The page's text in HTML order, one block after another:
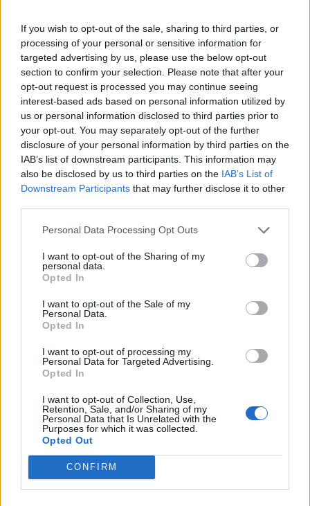
If you wish to opt-out of the sale, sharing to third parties, or
processing of your personal or sensitive information for
targeted advertising by us, please use the below opt-out
section to confirm your selection. Please note that after your
opt-out request is processed you may continue seeing
interest-based ads based on personal information utilized by
us or personal information disclosed to third parties prior to
your opt-out. You may separately opt-out of the further
disclosure of your personal information by third parties on the
IAB’s list of downstream participants. This information may
also be disclosed by us to third parties on the IAB’s List of
Downstream Participants that may further disclose it to other
Personal Data Processing Opt Outs
I want to opt-out of the Sharing of my
personal data.
Opted In
I want to opt-out of the Sale of my
Personal Data.
Opted In
I want to opt-out of processing my
Personal Data for Targeted Advertising.
Opted In
I want to opt-out of Collection, Use,
Retention, Sale, and/or Sharing of my
Personal Data that Is Unrelated with the
Purposes for which it was collected.
Opted Out
CONFIRM
να τραγουδήσει μια από τις μελωδίες του.
Ο Enrique θεωρείται ο πρεσβευτής της
σύγχρονης pop κουλτούρας του 21ου αιώνα.
Η περιοδεία του Enrique Iglesias “All The Hits
Live” περιλαμβάνει ένα σύγχρονο stage και
πολλά ειδικά εφέ με δυο σκηνές συνολικού
εμβαδού 600m2, ένα φωτεινό τείχος LED των
Επιπλέον, μία νέα τεχνολογία λέιζερ έρχεται
ειδικά από την Αμερική συνοδευόμενη από